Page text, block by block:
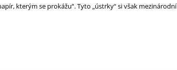
kterým se prokážu“. Tyto „ústrky“ si však mezinárodní